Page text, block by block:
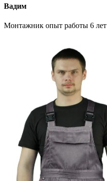
Вадим
Монтажник опыт работы 6 лет